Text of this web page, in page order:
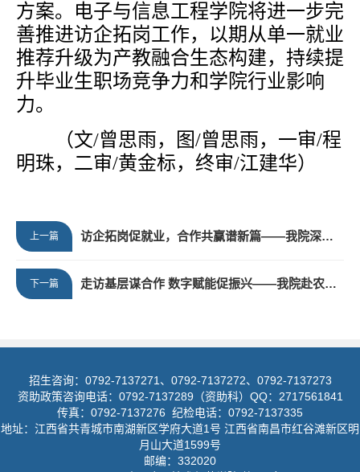
方案。电子与信息工程学院将进一步完
善推进访企拓岗工作，以期从单一就业
推荐升级为产教融合生态构建，持续提
升毕业生职场竞争力和学院行业影响
力。
（文/曾思雨，图/曾思雨，一审/程
明珠，二审/黄金标，终审/江建华）
上一篇 访企拓岗促就业，合作共赢谱新篇——我院深入开展“访企拓岗促就业”专项行动
下一篇 走访基层谋合作 数字赋能促振兴——我院赴农业专业合作社开展实地校企洽谈
招生咨询：0792-7137271、0792-7137272、0792-7137273
资助政策咨询电话：0792-7137289（资助科）QQ：2717561841
传真：0792-7137276 纪检电话：0792-7137335
地址：江西省共青城市南湖新区学府大道1号 江西省南昌市红谷滩新区明
月山大道1599号
邮编：332020